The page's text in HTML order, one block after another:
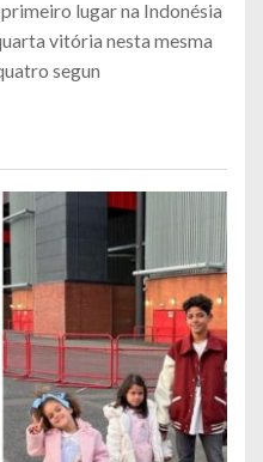
lugar na Indonésia
vitória nesta mesma
segun